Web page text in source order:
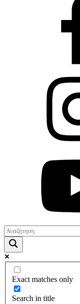
Exact matches only
Search in title